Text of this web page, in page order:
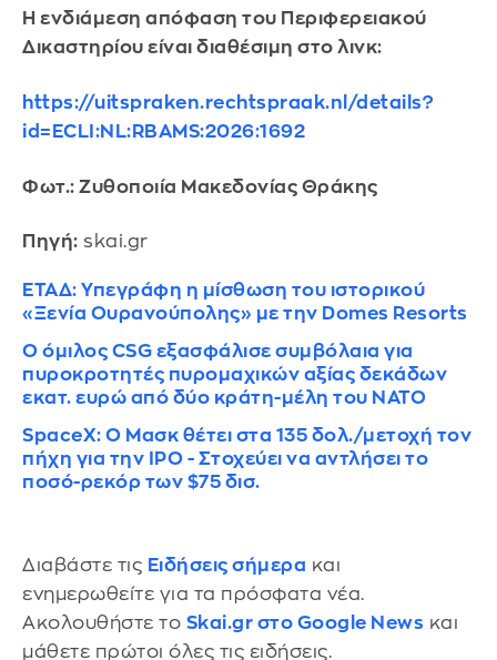
Η ενδιάμεση απόφαση του Περιφερειακού
Δικαστηρίου είναι διαθέσιμη στο λινκ:
https://uitspraken.rechtspraak.nl/details?
id=ECLI:NL:RBAMS:2026:1692
Φωτ.: Ζυθοποιία Μακεδονίας Θράκης
Πηγή: skai.gr
ΕΤΑΔ: Υπεγράφη η μίσθωση του ιστορικού
«Ξενία Ουρανούπολης» με την Domes Resorts
Ο όμιλος CSG εξασφάλισε συμβόλαια για
πυροκροτητές πυρομαχικών αξίας δεκάδων
εκατ. ευρώ από δύο κράτη-μέλη του ΝΑΤΟ
SpaceX: Ο Μασκ θέτει στα 135 δολ./μετοχή τον
πήχη για την IPO - Στοχεύει να αντλήσει το
ποσό-ρεκόρ των $75 δισ.
Διαβάστε τις Ειδήσεις σήμερα και
ενημερωθείτε για τα πρόσφατα νέα.
Ακολουθήστε το Skai.gr στο Google News και
μάθετε πρώτοι όλες τις ειδήσεις.